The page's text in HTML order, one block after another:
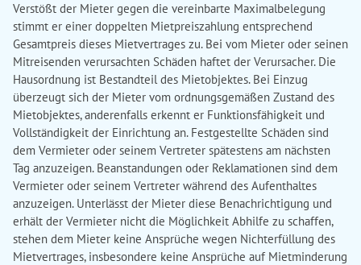
Verstößt der Mieter gegen die vereinbarte Maximalbelegung
stimmt er einer doppelten Mietpreiszahlung entsprechend
Gesamtpreis dieses Mietvertrages zu. Bei vom Mieter oder seinen
Mitreisenden verursachten Schäden haftet der Verursacher. Die
Hausordnung ist Bestandteil des Mietobjektes. Bei Einzug
überzeugt sich der Mieter vom ordnungsgemäßen Zustand des
Mietobjektes, anderenfalls erkennt er Funktionsfähigkeit und
Vollständigkeit der Einrichtung an. Festgestellte Schäden sind
dem Vermieter oder seinem Vertreter spätestens am nächsten
Tag anzuzeigen. Beanstandungen oder Reklamationen sind dem
Vermieter oder seinem Vertreter während des Aufenthaltes
anzuzeigen. Unterlässt der Mieter diese Benachrichtigung und
erhält der Vermieter nicht die Möglichkeit Abhilfe zu schaffen,
stehen dem Mieter keine Ansprüche wegen Nichterfüllung des
Mietvertrages, insbesondere keine Ansprüche auf Mietminderung